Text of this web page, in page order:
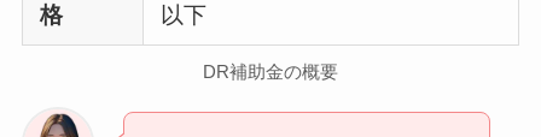
格
以下
DR補助金の概要